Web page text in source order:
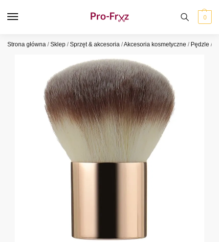
0
Strona główna /Sklep /Sprzęt & akcesoria /Akcesoria kosmetyczne / Pędzle /